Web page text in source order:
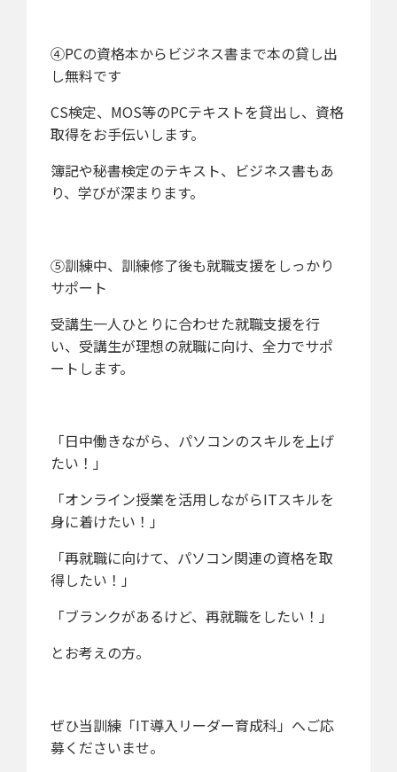
④PCの資格本からビジネス書まで本の貸し出
し無料です
CS検定、MOS等のPCテキストを貸出し、資格
取得をお手伝いします。
簿記や秘書検定のテキスト、ビジネス書もあ
り、学びが深まります。
⑤訓練中、訓練修了後も就職支援をしっかり
サポート
受講生一人ひとりに合わせた就職支援を行
い、受講生が理想の就職に向け、全力でサポ
ートします。
「日中働きながら、パソコンのスキルを上げ
たい！」
「オンライン授業を活用しながらITスキルを
身に着けたい！」
「再就職に向けて、パソコン関連の資格を取
得したい！」
「ブランクがあるけど、再就職をしたい！」
とお考えの方。
ぜひ当訓練「IT導入リーダー育成科」へご応
募くださいませ。